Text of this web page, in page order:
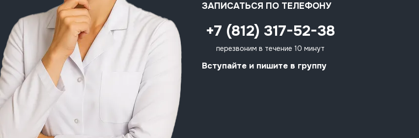
ЗАПИСАТЬСЯ ПО ТЕЛЕФОНУ
+7 (812) 317-52-38
перезвоним в течение 10 минут
Вступайте и пишите в группу